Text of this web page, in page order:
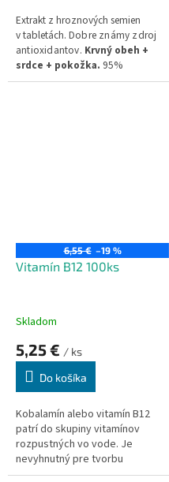
Extrakt z hroznových semien
v tabletách. Dobre známy zdroj
antioxidantov. Krvný obeh +
srdce + pokožka. 95%
proantokyanidínov.90%
6,55 € –19 %
Vitamín B12 100ks
Skladom
5,25 € / ks
Do košíka
Kobalamín alebo vitamín B12
patrí do skupiny vitamínov
rozpustných vo vode. Je
nevyhnutný pre tvorbu
červených krviniek a fungovanie